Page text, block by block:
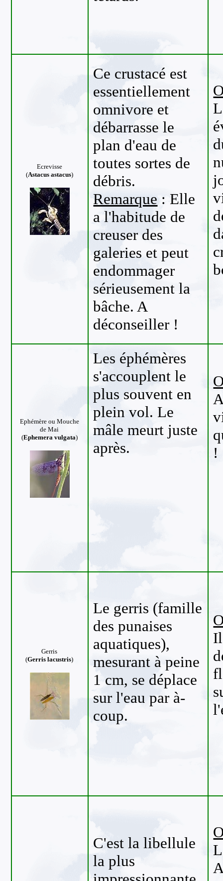
Ecrevisse
(Astacus astacus)
Ce crustacé est
essentiellement
omnivore et
débarrasse le
plan d'eau de
toutes sortes de
débris.
Remarque : Elle
a l'habitude de
creuser des
galeries et peut
endommager
sérieusement la
bâche. A
déconseiller !
Ephémère ou Mouche
de Mai
(Ephemera vulgata)
Les éphémères
s'accouplent le
plus souvent en
plein vol. Le
mâle meurt juste
après.
!
Gerris
(Gerris lacustris)
Le gerris (famille
des punaises
aquatiques),
mesurant à peine
1 cm, se déplace
sur l'eau par à-
coup.
C'est la libellule
la plus